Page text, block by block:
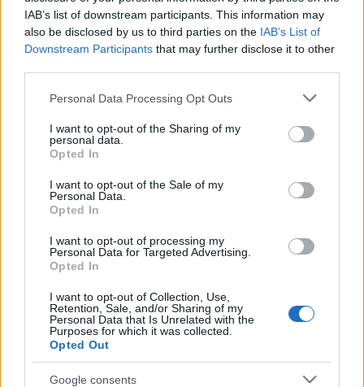
IAB’s list of downstream participants. This information may
also be disclosed by us to third parties on the IAB’s List of
Downstream Participants that may further disclose it to other
Please note that this website/app uses one or more Google
not limited to your visit or usage behaviour. You may click to
grant or deny consent to Google and its third-party tags to
use your data for below specified purposes in below Google
consent section.
Personal Data Processing Opt Outs
I want to opt-out of the Sharing of my
personal data.
Opted In
I want to opt-out of the Sale of my
Personal Data.
Opted In
I want to opt-out of processing my
Personal Data for Targeted Advertising.
Opted In
I want to opt-out of Collection, Use,
Retention, Sale, and/or Sharing of my
Personal Data that Is Unrelated with the
Purposes for which it was collected.
Opted Out
Google consents
Διαβάζονται αυτή τη στιγμή
Η χώρα που ζει το δημογραφικό μας μέλλον
της μέχρι το 2070
Ακαθάριστα οικόπεδα: Τι γίνεται όταν ο
ιδιοκτήτης δεν τα καθαρίσει - Πώς κινούνται
δήμοι και ΠΣ, ποιος πληρώνει τον λογαριασμό
Η επίθεση στη Hugging Face σηματοδοτεί την
έναρξη μιας επικίνδυνης εποχής
κυβερνοεπιθέσεων με AI